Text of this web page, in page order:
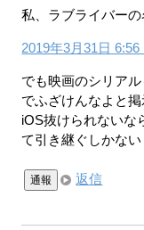
私、ラブライバーの
2019年3月31日 6:56
でも映画のシリア
でふざけんなよと
iOS抜けられないな
て引き継ぐしかない
通報 返信